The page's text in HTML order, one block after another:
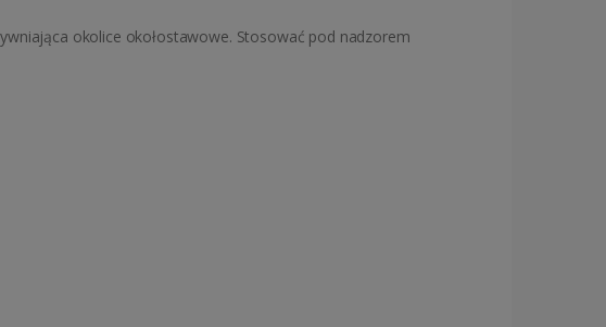
okolice okołostawowe. Stosować pod nadzorem